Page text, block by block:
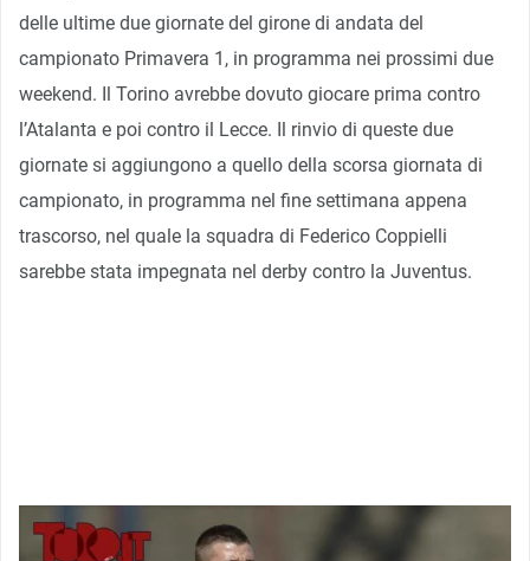
delle ultime due giornate del girone di andata del
campionato Primavera 1, in programma nei prossimi due
weekend. Il Torino avrebbe dovuto giocare prima contro
l’Atalanta e poi contro il Lecce. Il rinvio di queste due
giornate si aggiungono a quello della scorsa giornata di
campionato, in programma nel fine settimana appena
trascorso, nel quale la squadra di Federico Coppielli
sarebbe stata impegnata nel derby contro la Juventus.